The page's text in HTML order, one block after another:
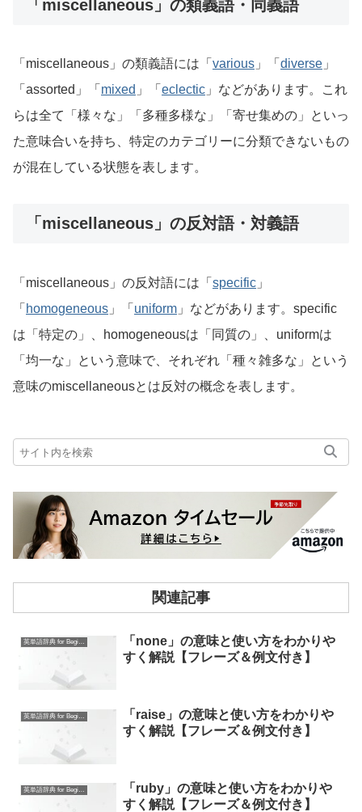
「miscellaneous」の類義語・同義語
「miscellaneous」の類義語には「 various 」「 diverse 」
「assorted」「 mixed 」「 eclectic 」などがあります。これ
らは全て「様々な」「多種多様な」「寄せ集めの」といっ
た意味合いを持ち、特定のカテゴリーに分類できないもの
が混在している状態を表します。
「miscellaneous」の反対語・対義語
「miscellaneous」の反対語には「 specific 」
「 homogeneous 」「 uniform 」などがあります。specific
は「特定の」、homogeneousは「同質の」、uniformは
「均一な」という意味で、それぞれ「種々雑多な」という
意味のmiscellaneousとは反対の概念を表します。
関連記事
英単語辞典 for Beginners
「none」の意味と使い方をわかりや
すく解説【フレーズ＆例文付き】
英単語辞典 for Beginners
「raise」の意味と使い方をわかりや
すく解説【フレーズ＆例文付き】
英単語辞典 for Beginners
「ruby」の意味と使い方をわかりや
すく解説【フレーズ＆例文付き】